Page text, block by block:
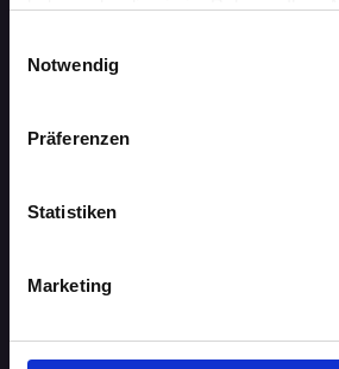
haben oder die sie im Rahmen Ihrer
Notwendig
Präferenzen
Statistiken
Marketing
BRAUNSCHWEIG
DRESDEN
ERFURT